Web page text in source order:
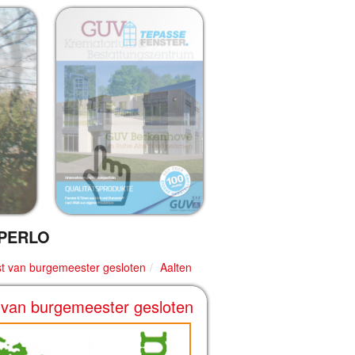
van burgemeester gesloten Aalten
burgemeester gesloten